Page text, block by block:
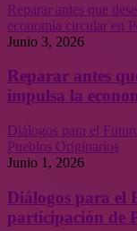
Reparar antes que
economía circular en
Junio 3, 2026
Reparar antes
impulsa la
Diálogos para el
Pueblos Originarios
Junio 1, 2026
Diálogos para el
participación de